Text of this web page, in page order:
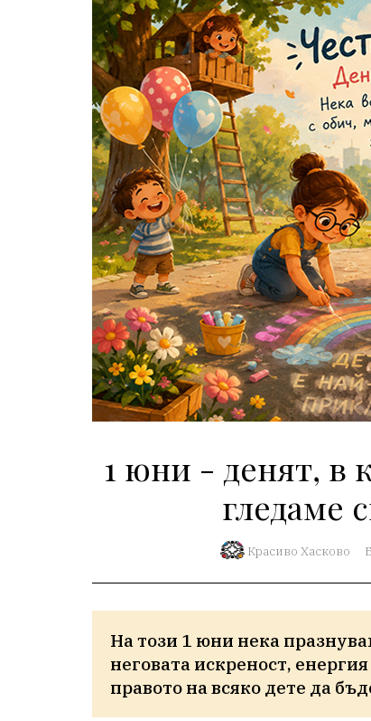
1 юни - денят, в
гледаме
Красиво Хасково
На този 1 юни нека
неговата искреност,
правото на всяко дете да